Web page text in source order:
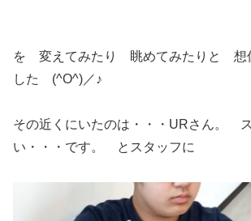
を 変えてみたり 眺めてみたりと 想
した (^O^)／♪
その近くにいたのは・・・URさん。
い・・・です。 とスタッフに